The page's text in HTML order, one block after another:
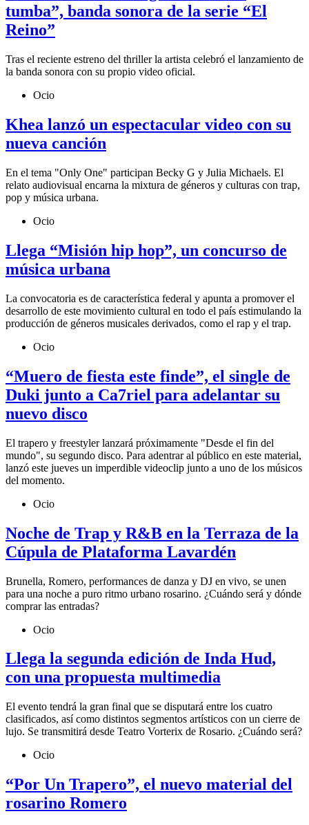
tumba”, banda sonora de la serie “El
Reino”
Tras el reciente estreno del thriller la artista celebró el lanzamiento de
la banda sonora con su propio video oficial.
Ocio
Khea lanzó un espectacular video con su
nueva canción
En el tema "Only One" participan Becky G y Julia Michaels. El
relato audiovisual encarna la mixtura de géneros y culturas con trap,
pop y música urbana.
Ocio
Llega “Misión hip hop”, un concurso de
música urbana
La convocatoria es de característica federal y apunta a promover el
desarrollo de este movimiento cultural en todo el país estimulando la
producción de géneros musicales derivados, como el rap y el trap.
Ocio
“Muero de fiesta este finde”, el single de
Duki junto a Ca7riel para adelantar su
nuevo disco
El trapero y freestyler lanzará próximamente "Desde el fin del
mundo", su segundo disco. Para adentrar al público en este material,
lanzó este jueves un imperdible videoclip junto a uno de los músicos
del momento.
Ocio
Noche de Trap y R&B en la Terraza de la
Cúpula de Plataforma Lavardén
Brunella, Romero, performances de danza y DJ en vivo, se unen
para una noche a puro ritmo urbano rosarino. ¿Cuándo será y dónde
comprar las entradas?
Ocio
Llega la segunda edición de Inda Hud,
con una propuesta multimedia
El evento tendrá la gran final que se disputará entre los cuatro
clasificados, así como distintos segmentos artísticos con un cierre de
lujo. Se transmitirá desde Teatro Vorterix de Rosario. ¿Cuándo será?
Ocio
“Por Un Trapero”, el nuevo material del
rosarino Romero